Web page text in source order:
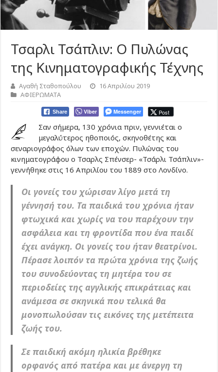
Τσαρλι Τσάπλιν: Ο Πυλώνας
της Κινηματογραφικής Τέχνης
Αγαθή Σταθοπούλου
16 Απριλίου 2019
ΑΦΙΕΡΩΜΑΤΑ
Share Viber Messenger Post
Σαν σήμερα, 130 χρόνια πριν, γεννιέται ο
μεγαλύτερος ηθοποιός, σκηνοθέτης και
σεναριογράφος όλων των εποχών. Πυλώνας του
κινηματογράφου ο Τσαρλς Σπένσερ- «Τσάρλι Τσάπλιν»-
γεννήθηκε στις 16 Απριλίου του 1889 στο Λονδίνο.
Οι γονείς του χώρισαν λίγο μετά τη
γέννησή του. Τα παιδικά του χρόνια ήταν
φτωχικά και χωρίς να του παρέχουν την
ασφάλεια και τη φροντίδα που ένα παιδί
έχει ανάγκη. Οι γονείς του ήταν θεατρίνοι.
Πέρασε λοιπόν τα πρώτα χρόνια της ζωής
του συνοδεύοντας τη μητέρα του σε
περιοδείες της αγγλικής επικράτειας και
ανάμεσα σε σκηνικά που τελικά θα
μονοπωλούσαν τις εικόνες της μετέπειτα
ζωής του.
Σε παιδική ακόμη ηλικία βρέθηκε
ορφανός από πατέρα και με άνεργη τη